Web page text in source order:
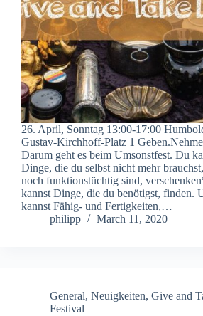
26. April, Sonntag 13:00-17:00
Gustav-Kirchhoff-Platz 1
Darum geht es beim Umsonstfest. Du
Dinge, die du selbst nicht mehr
noch funktionstüchtig sind,
kannst Dinge, die du benötigst, finden.
kannst Fähig- und Fertigkeiten,…
philipp
March 11, 2020
General, Neuigkeiten, Give and
Festival